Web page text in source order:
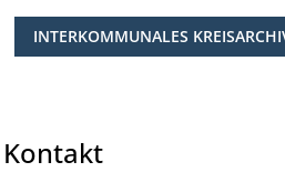
INTERKOMMUNALES
Kontakt